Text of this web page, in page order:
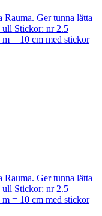
Ger tunna lätta
ull Stickor: nr 2.5
= 10 cm med stickor
Ger tunna lätta
ull Stickor: nr 2.5
= 10 cm med stickor